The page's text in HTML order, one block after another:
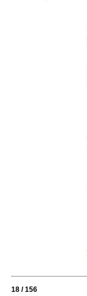
18 / 156